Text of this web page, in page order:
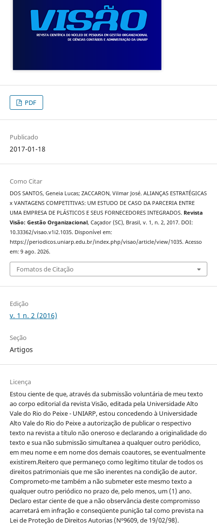
PDF
Publicado
2017-01-18
Como Citar
DOS SANTOS, Geneia Lucas; ZACCARON, Vilmar José. ALIANÇAS ESTRATÉGICAS
x VANTAGENS COMPETITIVAS: UM ESTUDO DE CASO DA PARCERIA ENTRE
UMA EMPRESA DE PLÁSTICOS E SEUS FORNECEDORES INTEGRADOS. Revista
Visão: Gestão Organizacional, Caçador (SC), Brasil, v. 1, n. 2, 2017. DOI:
10.33362/visao.v1i2.1035. Disponível em:
https://periodicos.uniarp.edu.br/index.php/visao/article/view/1035. Acesso
em: 9 ago. 2026.
Fomatos de Citação
Edição
v. 1 n. 2 (2016)
Seção
Artigos
Licença
Estou ciente de que, através da submissão voluntária de meu texto
ao corpo editorial da revista Visão, editada pela Universidade Alto
Vale do Rio do Peixe - UNIARP, estou concedendo à Universidade
Alto Vale do Rio do Peixe a autorização de publicar o respectivo
texto na revista a título não oneroso e declarando a originalidade do
texto e sua não submissão simultanea a qualquer outro periódico,
em meu nome e em nome dos demais coautores, se eventualmente
existirem.Reitero que permaneço como legítimo titular de todos os
direitos patrimoniais que me são inerentes na condição de autor.
Comprometo-me também a não submeter este mesmo texto a
qualquer outro periódico no prazo de, pelo menos, um (1) ano.
Declaro estar ciente de que a não observância deste compromisso
acarretará em infração e conseqüente punição tal como prevista na
Lei de Proteção de Direitos Autorias (Nº9609, de 19/02/98).